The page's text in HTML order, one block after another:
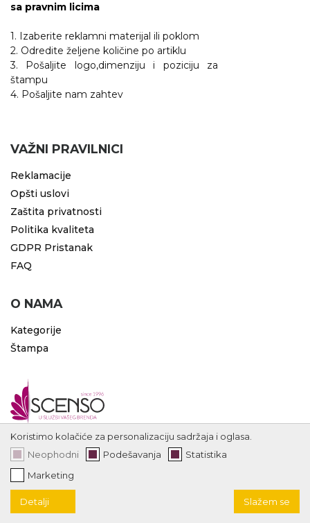
sa pravnim licima
1. Izaberite reklamni materijal ili poklom
2. Odredite željene količine po artiklu
3. Pošaljite logo,dimenziju i poziciju za
štampu
4. Pošaljite nam zahtev
VAŽNI PRAVILNICI
Reklamacije
Opšti uslovi
Zaštita privatnosti
Politika kvaliteta
GDPR Pristanak
FAQ
O NAMA
Kategorije
Štampa
Copyright 1996 - 2026 Scenso | code by ErdSoft
Koristimo kolačiće za personalizaciju sadržaja i oglasa.
Neophodni
Podešavanja
Statistika
Marketing
Detalji Slažem se